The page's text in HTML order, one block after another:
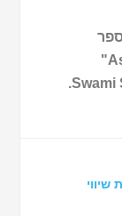
"Asana Pranayama Mudra Bandha"
שיווי